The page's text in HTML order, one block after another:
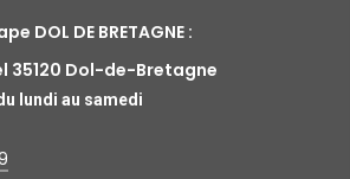
DOL DE BRETAGNE :
35120 Dol-de-Bretagne
lundi au samedi